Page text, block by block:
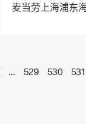
麦当劳上海浦东
... 529 530 531